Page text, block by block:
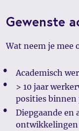
Gewenste
Wat neem je mee
Academisch
> 10 jaar
posities binnen
Diepgaande en
ontwikkelingen